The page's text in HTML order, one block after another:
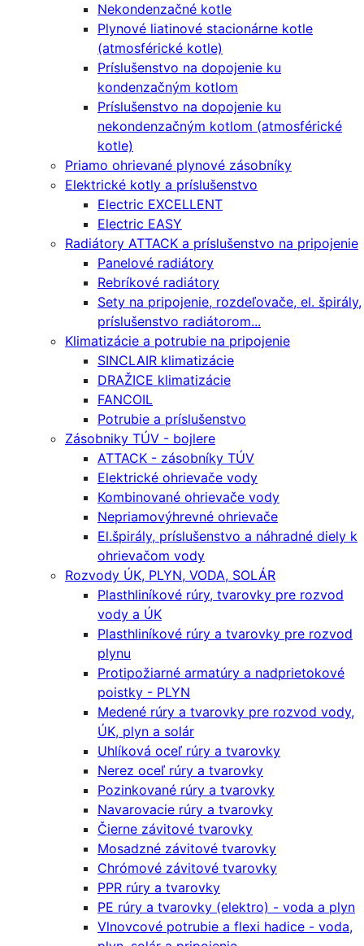
Nekondenzačné kotle
Plynové liatinové stacionárne kotle
(atmosférické kotle)
Príslušenstvo na dopojenie ku
kondenzačným kotlom
Príslušenstvo na dopojenie ku
nekondenzačným kotlom (atmosférické
kotle)
Priamo ohrievané plynové zásobníky
Elektrické kotly a príslušenstvo
Electric EXCELLENT
Electric EASY
Radiátory ATTACK a príslušenstvo na pripojenie
Panelové radiátory
Rebríkové radiátory
Sety na pripojenie, rozdeľovače, el. špirály,
príslušenstvo radiátorom...
Klimatizácie a potrubie na pripojenie
SINCLAIR klimatizácie
DRAŽICE klimatizácie
FANCOIL
Potrubie a príslušenstvo
Zásobniky TÚV - bojlere
ATTACK - zásobníky TÚV
Elektrické ohrievače vody
Kombinované ohrievače vody
Nepriamovýhrevné ohrievače
El.špirály, príslušenstvo a náhradné diely k
ohrievačom vody
Rozvody ÚK, PLYN, VODA, SOLÁR
Plasthliníkové rúry, tvarovky pre rozvod
vody a ÚK
Plasthliníkové rúry a tvarovky pre rozvod
plynu
Protipožiarné armatúry a nadprietokové
poistky - PLYN
Medené rúry a tvarovky pre rozvod vody,
ÚK, plyn a solár
Uhlíková oceľ rúry a tvarovky
Nerez oceľ rúry a tvarovky
Pozinkované rúry a tvarovky
Navarovacie rúry a tvarovky
Čierne závitové tvarovky
Mosadzné závitové tvarovky
Chrómové závitové tvarovky
PPR rúry a tvarovky
PE rúry a tvarovky (elektro) - voda a plyn
Vlnovcové potrubie a flexi hadice - voda,